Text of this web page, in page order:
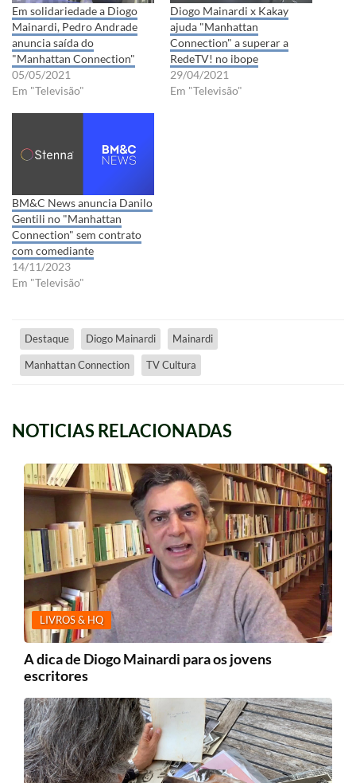
Em solidariedade a Diogo
Mainardi, Pedro Andrade
anuncia saída do
"Manhattan Connection"
05/05/2021
Em "Televisão"
Diogo Mainardi x Kakay
ajuda "Manhattan
Connection" a superar a
RedeTV! no ibope
29/04/2021
Em "Televisão"
BM&C News anuncia Danilo
Gentili no "Manhattan
Connection" sem contrato
com comediante
14/11/2023
Em "Televisão"
Destaque Diogo Mainardi Mainardi
Manhattan Connection TV Cultura
NOTICIAS RELACIONADAS
LIVROS & HQ
A dica de Diogo Mainardi para os jovens
escritores